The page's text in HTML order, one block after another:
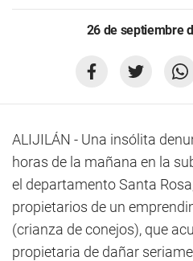
26 de septiembre
ALIJILÁN - Una insólita
horas de la mañana en la
el departamento Santa
propietarios de un
(crianza de conejos), que
propietaria de dañar